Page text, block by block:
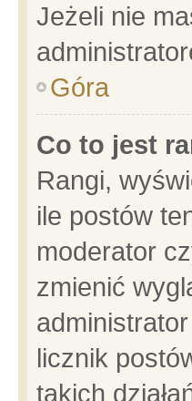
Jeżeli nie
Góra
Co to jest
Rangi,
ile postów
moderator
zmienić
licznik
takich